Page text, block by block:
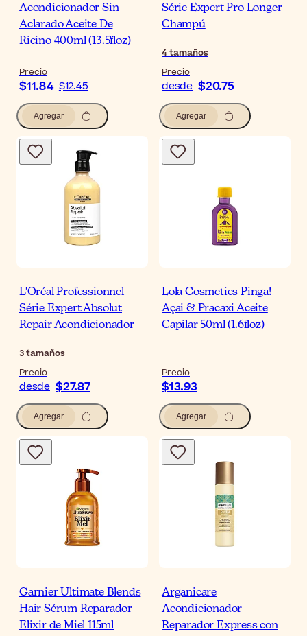
Acondicionador Sin
Aclarado Aceite De
Ricino 400ml (13.5floz)
Precio
$11.84 $12.45
Agregar
Série Expert Pro Longer
Champú
4tamaños
Precio
desde $20.75
Agregar
L'Oréal Professionnel
Série Expert Absolut
Repair Acondicionador
3tamaños
Precio
desde $27.87
Agregar
Lola Cosmetics Pinga!
Açai & Pracaxi Aceite
Capilar 50ml (1.6floz)
Precio
$13.93
Agregar
Garnier Ultimate Blends
Hair Sérum Reparador
Elixir de Miel 115ml
Arganicare
Acondicionador
Reparador Express con